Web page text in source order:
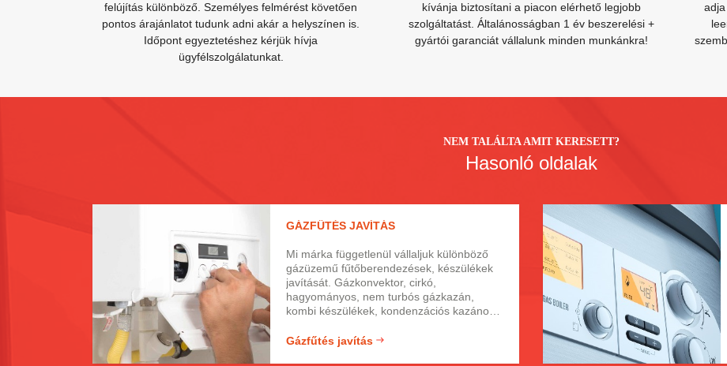
felújítás különböző. Személyes felmérést követően
pontos árajánlatot tudunk adni akár a helyszínen is.
Időpont egyeztetéshez kérjük hívja
ügyfélszolgálatunkat.
kívánja biztosítani a piacon elérhető legjobb
szolgáltatást. Általánosságban 1 év beszerelési +
gyártói garanciát vállalunk minden munkánkra!
NEM TALÁLTA AMIT KERESETT?
Hasonló oldalak
GÁZFŰTÉS JAVÍTÁS
Mi márka függetlenül vállaljuk különböző
gázüzemű fűtőberendezések, készülékek
javítását. Gázkonvektor, cirkó,
hagyományos, nem turbós gázkazán,
kombi készülékek, kondenzációs kazánok
Garanciális javítás. Gázfűtés javítása non-
Gázfűtés javítás